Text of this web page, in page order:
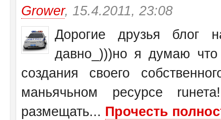
Grower, 15.4.2011, 23:08
Дорогие друзья блог
давно_)))но я думаю
создания своего
маньячьном ресурсе
размещать... Прочесть